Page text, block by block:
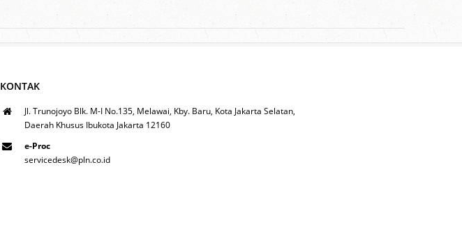
KONTAK
Jl. Trunojoyo Blk. M-I No.135, Melawai, Kby. Baru, Kota Jakarta Selatan,
Daerah Khusus Ibukota Jakarta 12160
e-Proc
servicedesk@pln.co.id